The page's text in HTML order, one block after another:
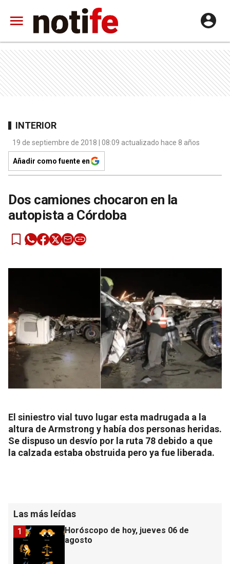
INTERIOR
19 de septiembre de 2018 | 08:09 actualizado hace 8 años
Añadir como fuente en
Dos camiones chocaron en la
autopista a Córdoba
El siniestro vial tuvo lugar esta madrugada a la
altura de Armstrong y había dos personas heridas.
Se dispuso un desvío por la ruta 78 debido a que
la calzada estaba obstruida pero ya fue liberada.
Las más leídas
Horóscopo de hoy, jueves 06 de
agosto
1